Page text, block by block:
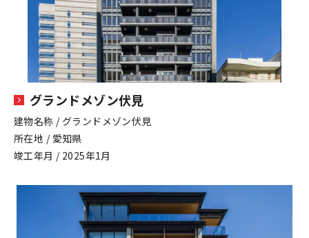
グランドメゾン伏見
建物名称 / グランドメゾン伏見
所在地 / 愛知県
竣工年月 / 2025年1月